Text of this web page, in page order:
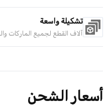
تشكيلة واسعة
آلاف القطع لجميع الماركات
أسعار الشحن